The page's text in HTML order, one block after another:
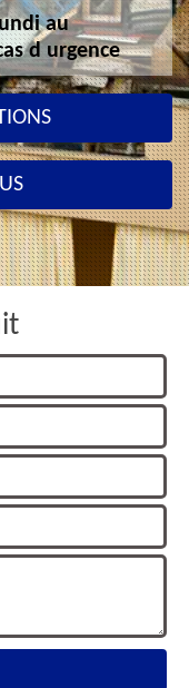
au
d urgence